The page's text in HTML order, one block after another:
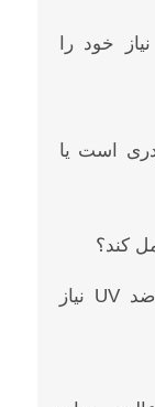
خود را
است یا
کند؟
آیا به کیسه ضدآب یا ضد UV نیاز